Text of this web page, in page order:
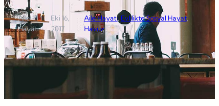
Aile
Hayatı
·
Eki 16,
2017
·
Aile Hayatı, Evlilikte Sosyal Hayat
Havuz